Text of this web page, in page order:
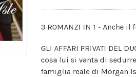
3 ROMANZI IN 1 - Anche
GLI AFFARI PRIVATI DEL
cosa lui si vanta di
famiglia reale di Morgan